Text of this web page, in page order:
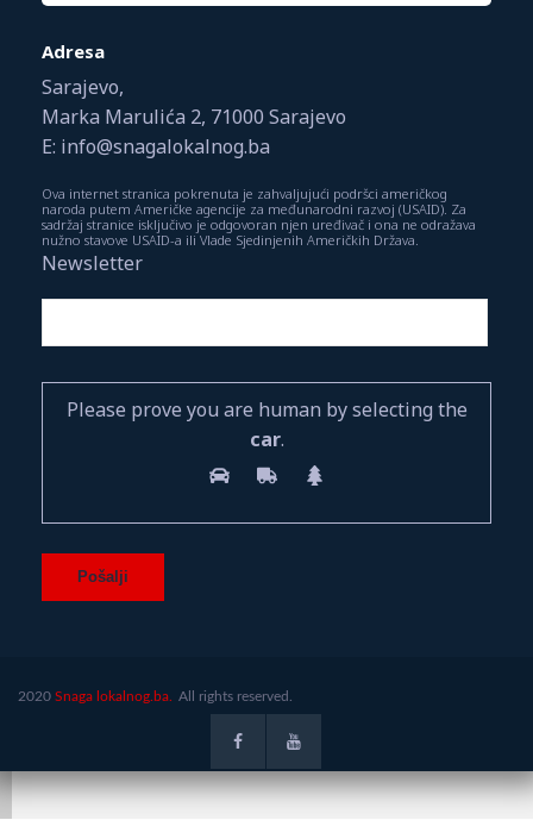
Adresa
Sarajevo,
Marka Marulića 2, 71000 Sarajevo
E: info@snagalokalnog.ba
Ova internet stranica pokrenuta je zahvaljujući podršci američkog
naroda putem Američke agencije za međunarodni razvoj (USAID). Za
sadržaj stranice isključivo je odgovoran njen uređivač i ona ne odražava
nužno stavove USAID-a ili Vlade Sjedinjenih Američkih Država.
Newsletter
Please prove you are human by selecting the
car.
2020 Snaga lokalnog.ba. All rights reserved.